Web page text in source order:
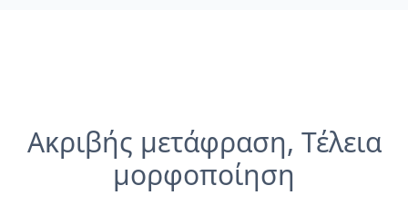
Ακριβής μετάφραση, Τέλεια
μορφοποίηση